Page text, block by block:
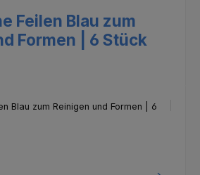
Feilen Blau zum
Formen | 6 Stück